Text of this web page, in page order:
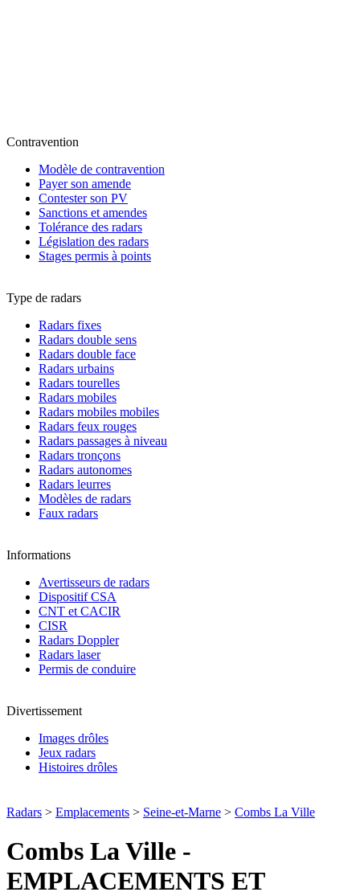
Contravention
Modèle de contravention
Payer son amende
Contester son PV
Sanctions et amendes
Tolérance des radars
Législation des radars
Stages permis à points
Type de radars
Radars fixes
Radars double sens
Radars double face
Radars urbains
Radars tourelles
Radars mobiles
Radars mobiles mobiles
Radars feux rouges
Radars passages à niveau
Radars tronçons
Radars autonomes
Radars leurres
Modèles de radars
Faux radars
Informations
Avertisseurs de radars
Dispositif CSA
CNT et CACIR
CISR
Radars Doppler
Radars laser
Permis de conduire
Divertissement
Images drôles
Jeux radars
Histoires drôles
Radars > Emplacements > Seine-et-Marne > Combs La Ville
Combs La Ville -
EMPLACEMENTS ET